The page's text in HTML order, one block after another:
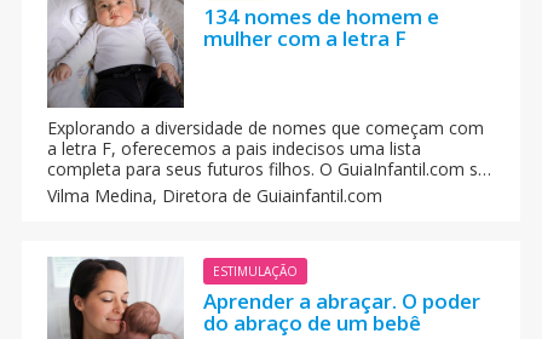
134 nomes de homem e
mulher com a letra F
Explorando a diversidade de nomes que começam com
a letra F, oferecemos a pais indecisos uma lista
completa para seus futuros filhos. O GuiaInfantil.com se
destaca ao apresentar uma seleção exclusiva de nomes
masculinos e femininos, cada um detalhado em
a melodia única de cada nome e inspire-se para a
chegada de seu bebê!
Vilma Medina, Diretora de Guiainfantil.com
ESTIMULAÇÃO
Aprender a abraçar. O poder
do abraço de um bebê